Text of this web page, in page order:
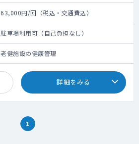
63,000円/回（税込・交通費込）
駐車場利用可（自己負担なし）
老健施設の健康管理
詳細をみる
1